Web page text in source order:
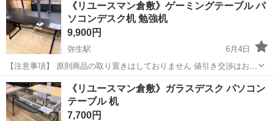
《リユースマン倉敷》ゲーミングテーブル パ
ソコンデスク机 勉強机
9,900円
弥生駅
6月4日
【注意事項】 原則商品の取り置きはしておりません 値引き交渉はお受
けできません 購入のタイミングが重なった場合は店頭販売を優先させ
て頂きます m(_ _)m 上記問合せ、またはテンプレートでのご質問には
お返事しておりま...
岡山 倉敷市 弥生駅 テーブル 店頭
《リユースマン倉敷》ガラスデスク パソコン
テーブル 机
7,700円